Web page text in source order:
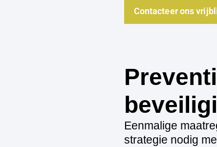
Contacteer ons
Eenmalige
strategie nodig